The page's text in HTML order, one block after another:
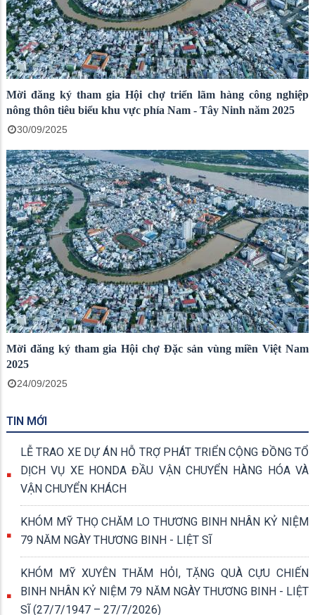
Mời đăng ký tham gia Hội chợ triển lãm hàng công nghiệp
nông thôn tiêu biểu khu vực phía Nam - Tây Ninh năm 2025
30/09/2025
Mời đăng ký tham gia Hội chợ Đặc sản vùng miền Việt Nam
2025
24/09/2025
TIN MỚI
LỄ TRAO XE DỰ ÁN HỖ TRỢ PHÁT TRIỂN CỘNG ĐỒNG TỔ
DỊCH VỤ XE HONDA ĐẦU VẬN CHUYỂN HÀNG HÓA VÀ
VẬN CHUYỂN KHÁCH
KHÓM MỸ THỌ CHĂM LO THƯƠNG BINH NHÂN KỶ NIỆM
79 NĂM NGÀY THƯƠNG BINH - LIỆT SĨ
KHÓM MỸ XUYÊN THĂM HỎI, TẶNG QUÀ CỰU CHIẾN
BINH NHÂN KỶ NIỆM 79 NĂM NGÀY THƯƠNG BINH - LIỆT
SĨ (27/7/1947 – 27/7/2026)